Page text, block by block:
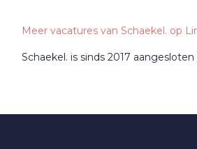
Meer vacatures van Schaekel. op
Schaekel. is sinds 2017